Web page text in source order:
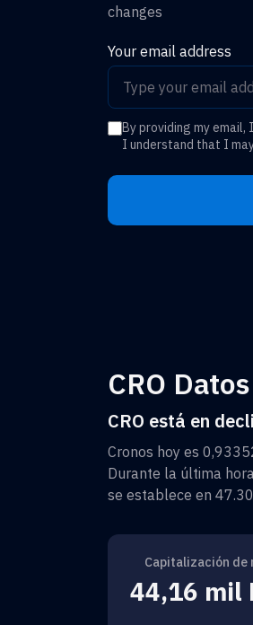
changes
Your email address
By providing my
I understand that I
CRO
CRO está en
Cronos hoy es
Durante la última
se establece en
Capitalización de
44,16 mil